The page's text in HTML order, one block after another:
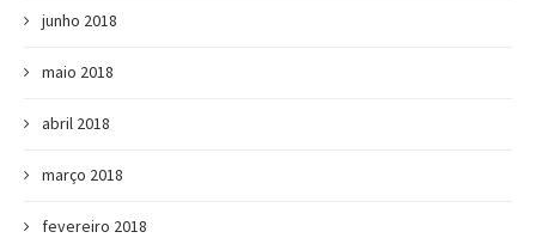
junho 2018
maio 2018
abril 2018
março 2018
fevereiro 2018